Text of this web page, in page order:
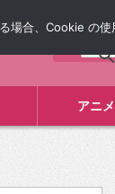
アニメ
合、Cookie の使